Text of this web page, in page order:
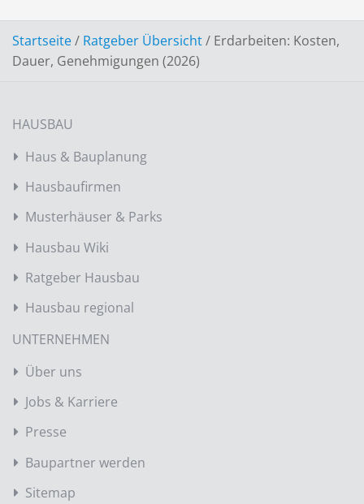
Startseite/ Ratgeber Übersicht/ Erdarbeiten: Kosten,
Dauer, Genehmigungen (2026)
HAUSBAU
Haus & Bauplanung
Hausbaufirmen
Musterhäuser & Parks
Hausbau Wiki
Ratgeber Hausbau
Hausbau regional
UNTERNEHMEN
Über uns
Jobs & Karriere
Presse
Baupartner werden
Sitemap